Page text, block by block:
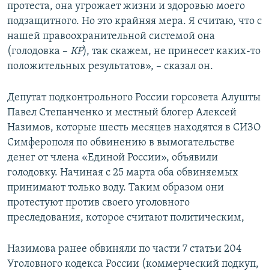
протеста, она угрожает жизни и здоровью моего
подзащитного. Но это крайняя мера. Я считаю, что с
нашей правоохранительной системой она
(голодовка – КР), так скажем, не принесет каких-то
положительных результатов», – сказал он.
Депутат подконтрольного России горсовета Алушты
Павел Степанченко и местный блогер Алексей
Назимов, которые шесть месяцев находятся в СИЗО
Симферополя по обвинению в вымогательстве
денег от члена «Единой России», объявили
голодовку. Начиная с 25 марта оба обвиняемых
принимают только воду. Таким образом они
протестуют против своего уголовного
преследования, которое считают политическим,
Назимова ранее обвиняли по части 7 статьи 204
Уголовного кодекса России (коммерческий подкуп,